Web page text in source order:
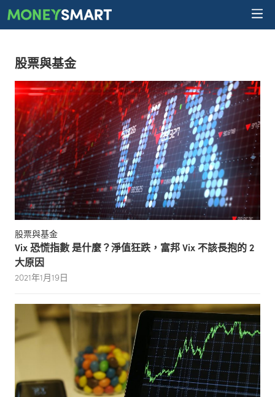
股票與基金
股票與基金
Vix 恐慌指數 是什麼？淨值狂跌，富邦 Vix 不該長抱的 2
大原因
2021年1月19日